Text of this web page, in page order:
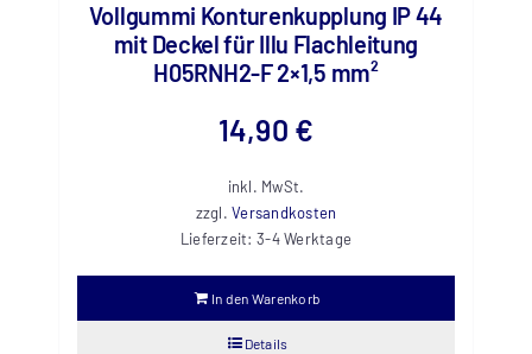
Vollgummi Konturenkupplung IP 44
mit Deckel für Illu Flachleitung
H05RNH2-F 2×1,5 mm²
14,90 €
inkl. MwSt.
zzgl.Versandkosten
Lieferzeit: 3-4 Werktage
In den Warenkorb
Details